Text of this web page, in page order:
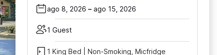
ago 8, 2026 – ago 15, 2026
1 Guest
1 King Bed | Non-Smoking, Micfridge